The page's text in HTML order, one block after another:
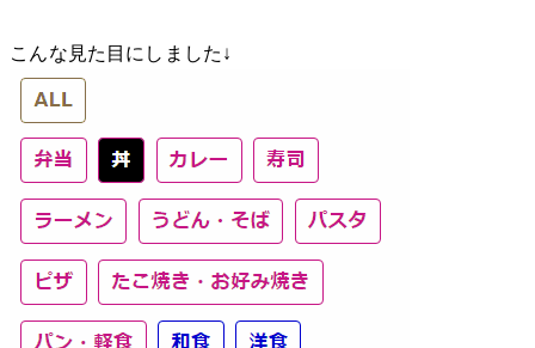
こんな見た目にしました↓